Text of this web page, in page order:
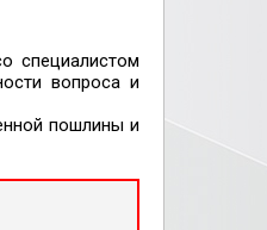
специалистом
вопроса и
пошлины и